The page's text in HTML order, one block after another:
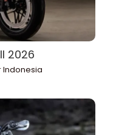
2026
Indonesia